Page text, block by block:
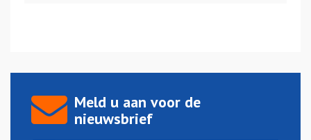
Meld u aan voor de
nieuwsbrief